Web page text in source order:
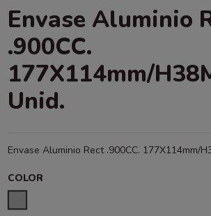
Envase Aluminio
.900CC.
177X114mm/
Unid.
Envase Aluminio Rect .900CC. 177X114mm/
COLOR